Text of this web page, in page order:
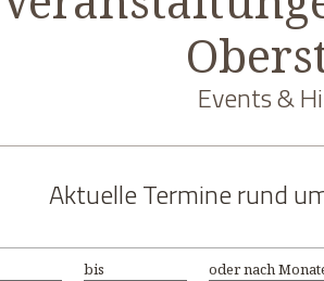
Events &
Aktuelle Termine rund
bis oder nach